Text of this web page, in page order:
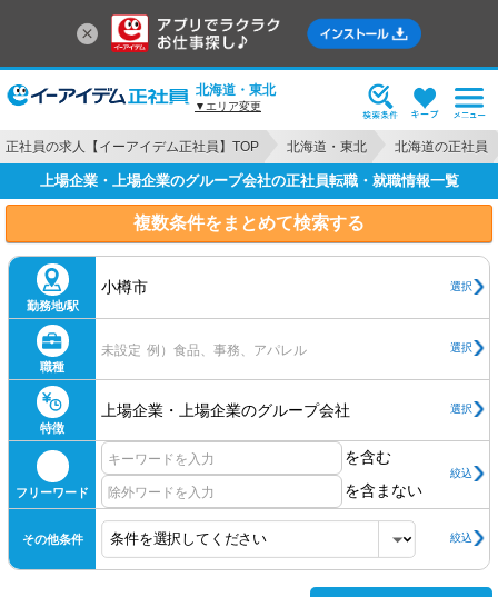
北海道・東北
▼エリア変更
正社員の求人【イーアイデム正社員】TOP 北海道・東北 北海道の正社員
上場企業・上場企業のグループ会社の正社員転職・就職情報一覧
複数条件をまとめて検索する
勤務地/駅
小樽市 選択
職種
未設定 例）食品、事務、アパレル 選択
特徴
上場企業・上場企業のグループ会社 選択
フリーワード
を含む
を含まない
絞込
その他条件 絞込